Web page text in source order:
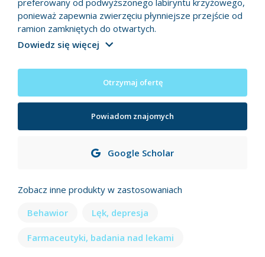
preferowany od podwyższonego labiryntu krzyżowego,
ponieważ zapewnia zwierzęciu płynniejsze przejście od
ramion zamkniętych do otwartych.
Dowiedz się więcej
Otrzymaj ofertę
Powiadom znajomych
Google Scholar
Zobacz inne produkty w zastosowaniach
Behawior
Lęk, depresja
Farmaceutyki, badania nad lekami